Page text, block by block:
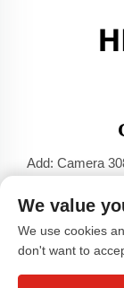
Add: Camera
Tel: +86-
E-mail:[email
We value
We use cookies
don't want to